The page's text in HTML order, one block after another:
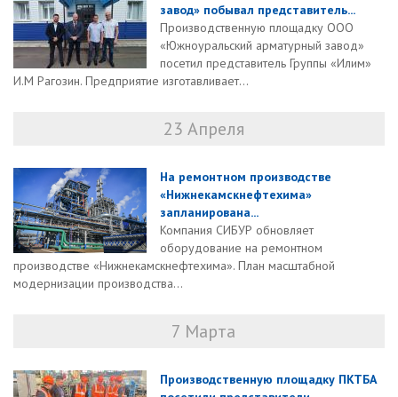
завод» побывал представитель...
Производственную площадку ООО
«Южноуральский арматурный завод»
посетил представитель Группы «Илим»
И.М Рагозин. Предприятие изготавливает...
23 Апреля
На ремонтном производстве
«Нижнекамскнефтехима»
запланирована...
Компания СИБУР обновляет
оборудование на ремонтном
производстве «Нижнекамскнефтехима». План масштабной
модернизации производства...
7 Марта
Производственную площадку ПКТБА